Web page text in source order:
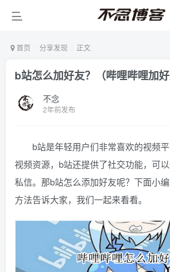
首页 分享发现 正文
b站怎么加好友？（哔哩哔哩加好
不念
2年前发布
b站是年轻用户们非常喜欢的视频
视频资源，b站还提供了社交功能，可
私信。那b站怎么添加好友呢？下面小
方法告诉大家，我们一起来看看。